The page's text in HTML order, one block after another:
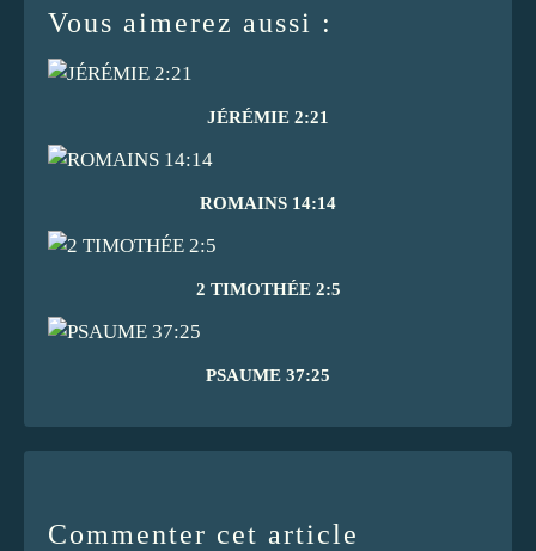
Vous aimerez aussi :
JÉRÉMIE 2:21
ROMAINS 14:14
2 TIMOTHÉE 2:5
PSAUME 37:25
Commenter cet article